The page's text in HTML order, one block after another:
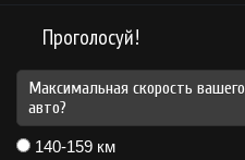
Проголосуй!
Максимальная скорость вашего
авто?
140-159 км